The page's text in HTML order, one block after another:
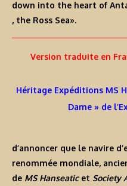
down into the heart of
, the Ross Sea».
Version traduite en
Héritage Expéditions MS
Dame » de
d’annoncer que le navire
renommée mondiale,
de MS Hanseaticet Society